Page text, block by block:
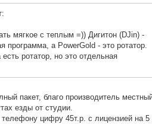
мягкое с теплым =)) Дигитон (DJin) -
программа, а PowerGold - это ротатор.
ротатор, но это отдельная
пакет, благо производитель
езды от студии.
цифру 45т.р. с лицензией на 5